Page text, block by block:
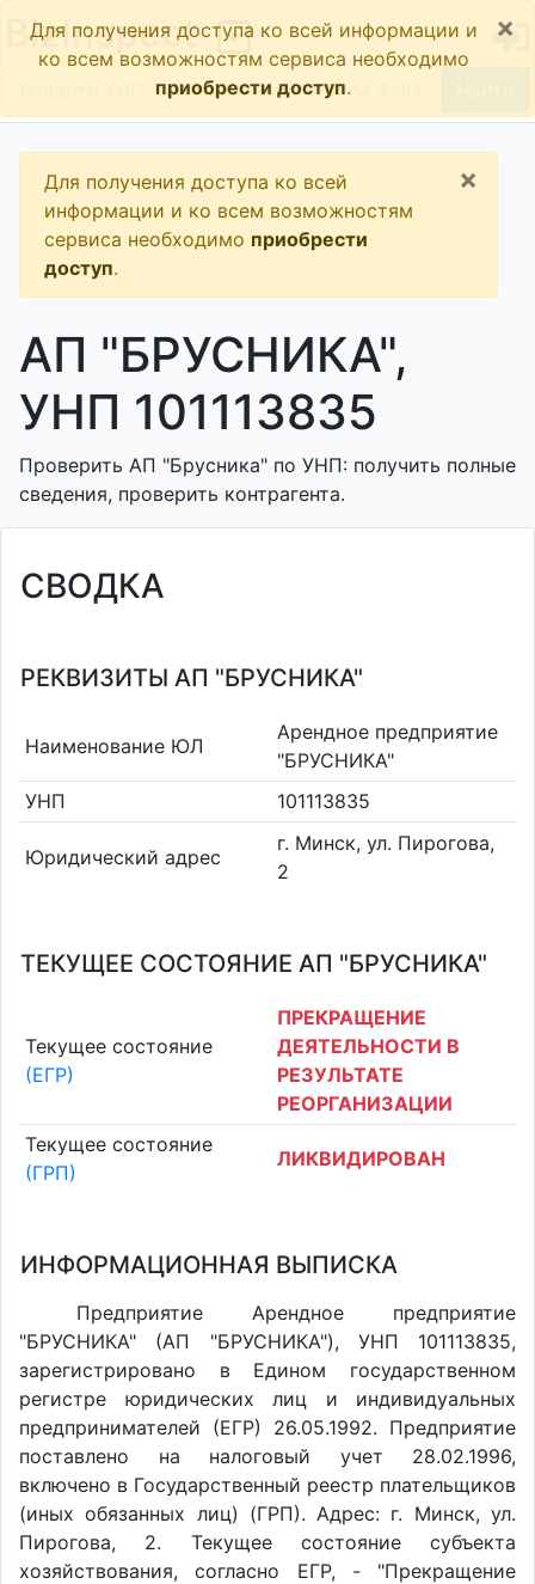
BizInspect
Для получения доступа ко всей информации и
ко всем возможностям сервиса необходимо
приобрести доступ.
×
Для получения доступа ко всей
информации и ко всем возможностям
сервиса необходимо приобрести
доступ.
×
АП "БРУСНИКА",
УНП 101113835
Проверить АП "Брусника" по УНП: получить полные
сведения, проверить контрагента.
СВОДКА
РЕКВИЗИТЫ АП "БРУСНИКА"
Наименование ЮЛ
Арендное предприятие
"БРУСНИКА"
УНП
101113835
Юридический адрес
г. Минск, ул. Пирогова,
2
ТЕКУЩЕЕ СОСТОЯНИЕ АП "БРУСНИКА"
Текущее состояние
(ЕГР)
ПРЕКРАЩЕНИЕ
ДЕЯТЕЛЬНОСТИ В
РЕЗУЛЬТАТЕ
РЕОРГАНИЗАЦИИ
Текущее состояние
(ГРП)
ЛИКВИДИРОВАН
ИНФОРМАЦИОННАЯ ВЫПИСКА
Предприятие Арендное предприятие
"БРУСНИКА" (АП "БРУСНИКА"), УНП 101113835,
зарегистрировано в Едином государственном
регистре юридических лиц и индивидуальных
предпринимателей (ЕГР) 26.05.1992. Предприятие
поставлено на налоговый учет 28.02.1996,
включено в Государственный реестр плательщиков
(иных обязанных лиц) (ГРП). Адрес: г. Минск, ул.
Пирогова, 2. Текущее состояние субъекта
хозяйствования, согласно ЕГР, - "Прекращение